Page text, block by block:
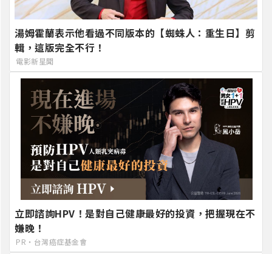
湯姆霍蘭表示他看過不同版本的【蜘蛛人：重生日】剪
輯，這版完全不行！
電影新星聞
立即諮詢HPV！是對自己健康最好的投資，把握現在不
嫌晚！
PR・台灣癌症基金會